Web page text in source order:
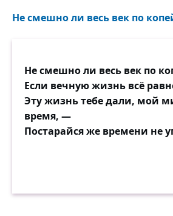
Не смешно ли весь век по
Не смешно ли весь век по
Если вечную жизнь всё
Эту жизнь тебе дали, мой
время, —
Постарайся же времени не